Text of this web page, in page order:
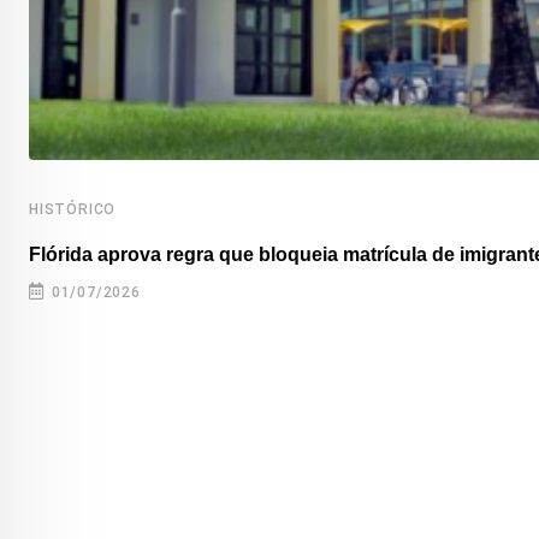
HISTÓRICO
Flórida aprova regra que bloqueia matrícula de
01/07/2026